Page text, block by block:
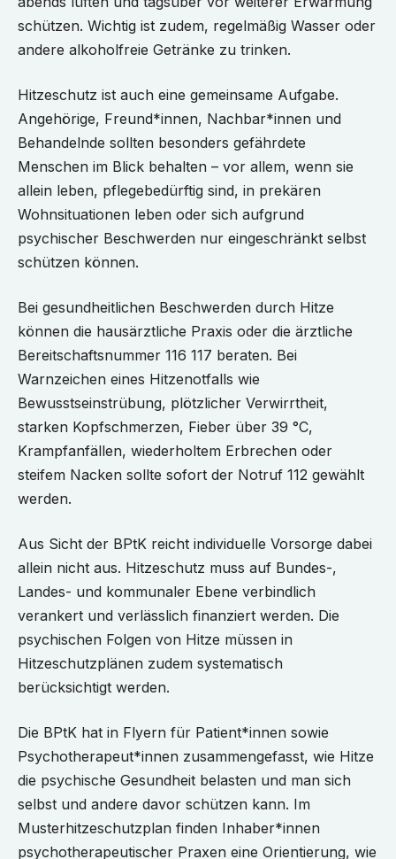
schützen. Wichtig ist zudem, regelmäßig Wasser oder
andere alkoholfreie Getränke zu trinken.
Hitzeschutz ist auch eine gemeinsame Aufgabe.
Angehörige, Freund*innen, Nachbar*innen und
Behandelnde sollten besonders gefährdete
Menschen im Blick behalten – vor allem, wenn sie
allein leben, pflegebedürftig sind, in prekären
Wohnsituationen leben oder sich aufgrund
psychischer Beschwerden nur eingeschränkt selbst
schützen können.
Bei gesundheitlichen Beschwerden durch Hitze
können die hausärztliche Praxis oder die ärztliche
Bereitschaftsnummer 116 117 beraten. Bei
Warnzeichen eines Hitzenotfalls wie
Bewusstseinstrübung, plötzlicher Verwirrtheit,
starken Kopfschmerzen, Fieber über 39 °C,
Krampfanfällen, wiederholtem Erbrechen oder
steifem Nacken sollte sofort der Notruf 112 gewählt
werden.
Aus Sicht der BPtK reicht individuelle Vorsorge dabei
allein nicht aus. Hitzeschutz muss auf Bundes-,
Landes- und kommunaler Ebene verbindlich
verankert und verlässlich finanziert werden. Die
psychischen Folgen von Hitze müssen in
Hitzeschutzplänen zudem systematisch
berücksichtigt werden.
Die BPtK hat in Flyern für Patient*innen sowie
Psychotherapeut*innen zusammengefasst, wie Hitze
die psychische Gesundheit belasten und man sich
selbst und andere davor schützen kann. Im
Musterhitzeschutzplan finden Inhaber*innen
psychotherapeutischer Praxen eine Orientierung, wie